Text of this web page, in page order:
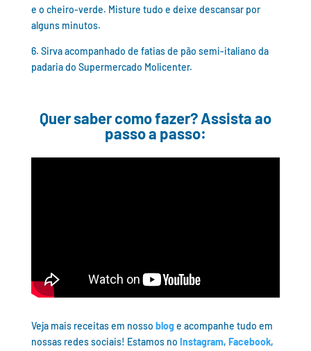
e o cheiro-verde. Misture tudo e deixe descansar por
alguns minutos.
6. Sirva acompanhado de fatias de pão semi-italiano da
padaria do Supermercado Molicenter.
Quer saber como fazer? Assista ao
passo a passo:
Veja mais receitas em nosso blog e acompanhe tudo em
nossas redes sociais! Estamos no Instagram, Facebook,